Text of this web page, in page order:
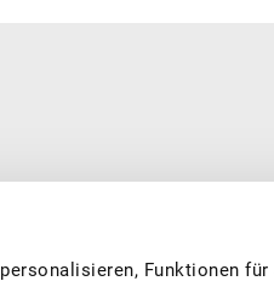
Funktionen
10’500 Mitgliedern aus
Forschung und fördern das